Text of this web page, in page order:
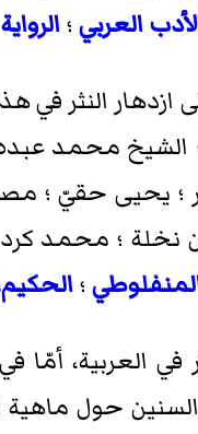
العربي ؛ الرواية
ازدهار النثر في
الشيخ محمد
؛ يحيى حقيّ ؛
نخلة ؛ محمد
؛
في العربية، أمّا
حول ماهية